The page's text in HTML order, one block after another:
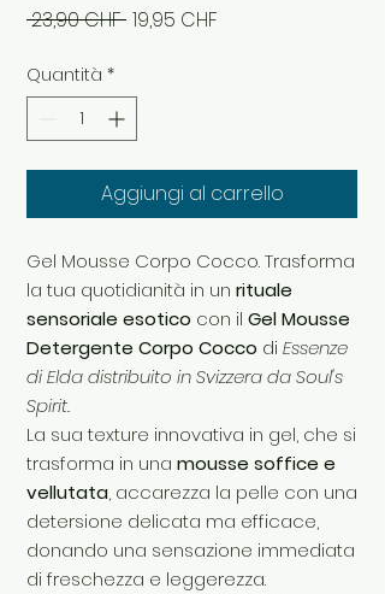
23,90 CHF Prezzo
19,95 CHF
Quantità *
Aggiungi al carrello
Gel Mousse Corpo Cocco. Trasforma
la tua quotidianità in un rituale
sensoriale esotico con il Gel Mousse
Detergente Corpo Cocco di Essenze
di Elda distribuito in Svizzera da Soul's
Spirit.
La sua texture innovativa in gel, che si
trasforma in una mousse soffice e
vellutata, accarezza la pelle con una
detersione delicata ma efficace,
donando una sensazione immediata
di freschezza e leggerezza.